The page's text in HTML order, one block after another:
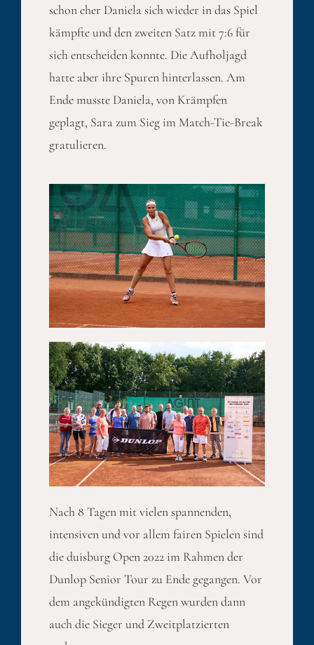
schon eher Daniela sich wieder in das Spiel
kämpfte und den zweiten Satz mit 7:6 für
sich entscheiden konnte. Die Aufholjagd
hatte aber ihre Spuren hinterlassen. Am
Ende musste Daniela, von Krämpfen
geplagt, Sara zum Sieg im Match-Tie-Break
gratulieren.
Nach 8 Tagen mit vielen spannenden,
intensiven und vor allem fairen Spielen sind
die duisburg Open 2022 im Rahmen der
Dunlop Senior Tour zu Ende gegangen. Vor
dem angekündigten Regen wurden dann
auch die Sieger und Zweitplatzierten